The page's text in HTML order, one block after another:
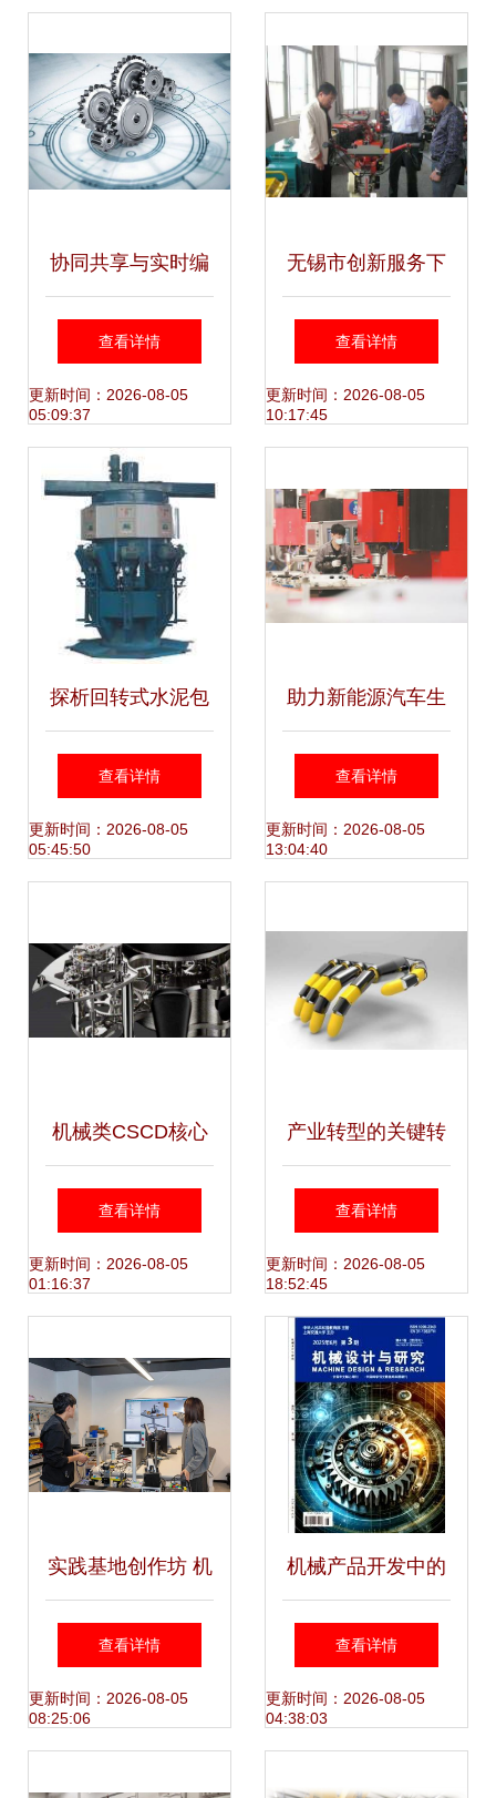
迎来新机遇
协同共享与实时编
辑 机械产品开发中
的图文档与物料清
单管理新范式
查看详情
更新时间：2026-08-05
05:09:37
无锡市创新服务下
企业，助力机械产
品开发升级
查看详情
更新时间：2026-08-05
10:17:45
探析回转式水泥包
装机中电磁铁技术
创新与应用——以
为例
查看详情
更新时间：2026-08-05
05:45:50
助力新能源汽车生
产 机械产品开发的
关键突破
查看详情
更新时间：2026-08-05
13:04:40
机械类CSCD核心
期刊有哪些
查看详情
更新时间：2026-08-05
01:16:37
产业转型的关键转
折 机械加工未来趋
势与机械产品开发
新机
查看详情
更新时间：2026-08-05
18:52:45
实践基地创作坊 机
械产品开发的全流
程探索
查看详情
更新时间：2026-08-05
08:25:06
机械产品开发中的
创新设计思路与技
术实践
查看详情
更新时间：2026-08-05
04:38:03